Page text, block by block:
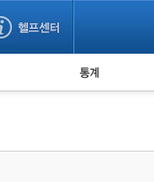
누적 피해사례 통계